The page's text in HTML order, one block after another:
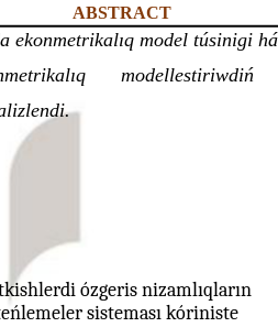
ABSTRACT
ekonmetrikalıq model túsinigi
modellestiriwdiń
ózgeris nizamlıqların
sisteması kóriniste